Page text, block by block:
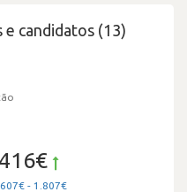
candidatos (13)
- 1.807€